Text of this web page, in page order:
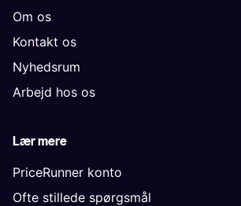
Om os
Kontakt os
Nyhedsrum
Arbejd hos os
Lær mere
PriceRunner konto
Ofte stillede spørgsmål